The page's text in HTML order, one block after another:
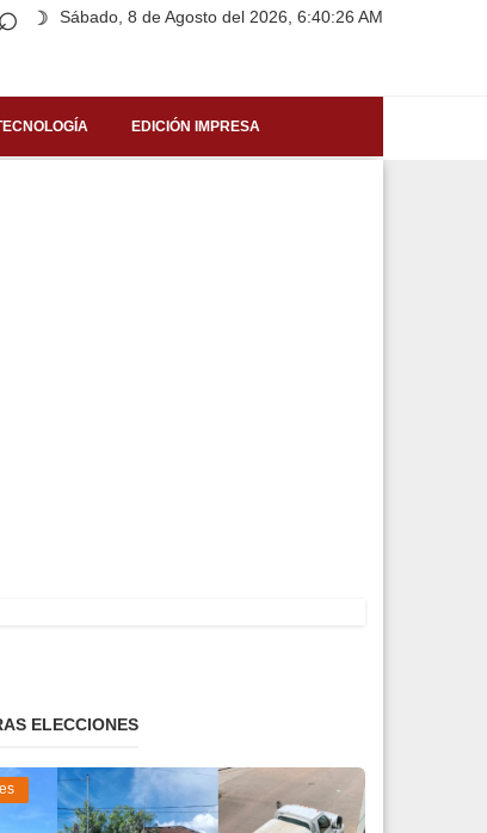
Sábado, 8 de Agosto del 2026, 6:40:26 AM
⌕ ☽
EDICIÓN IMPRESA
ELECCIONES